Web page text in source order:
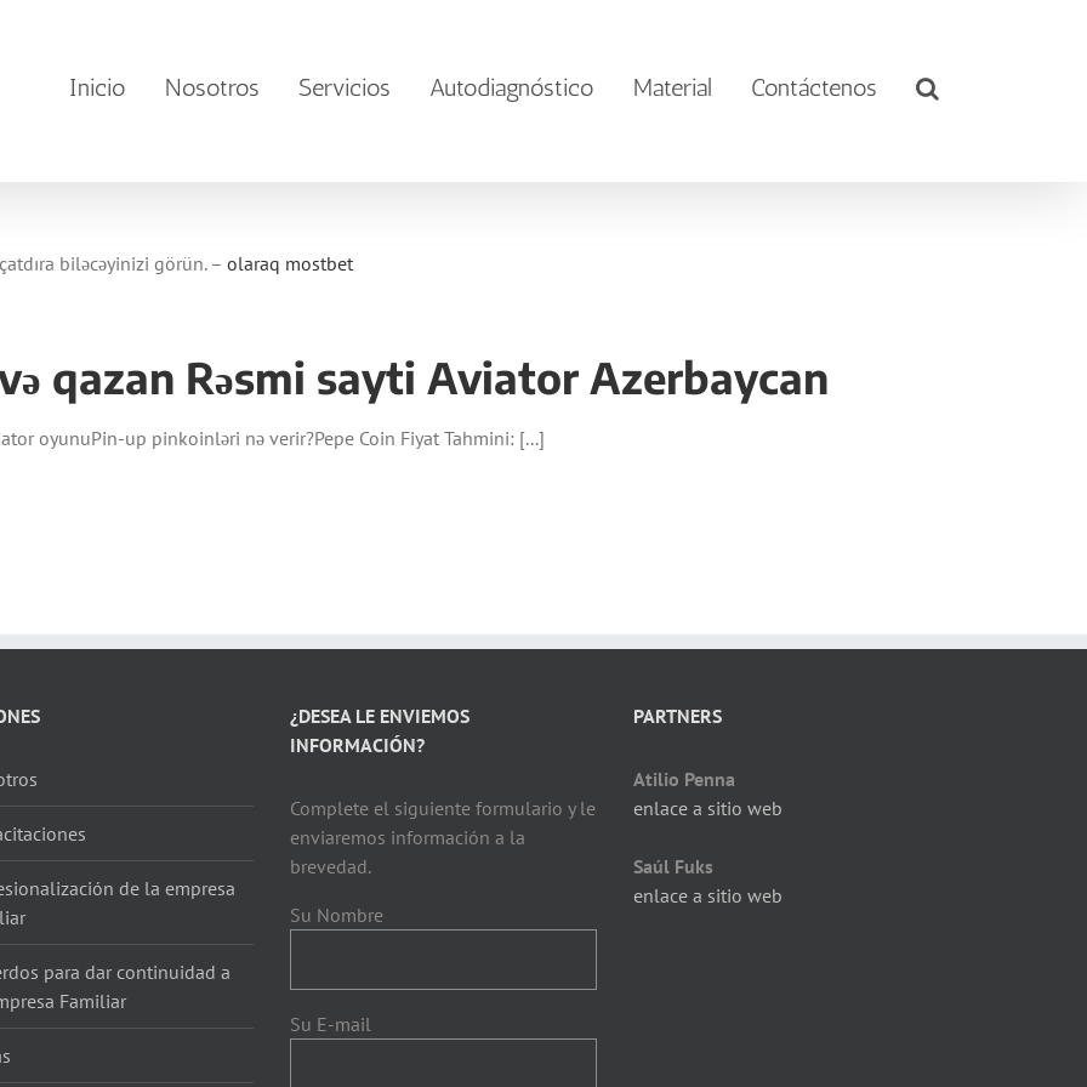
Inicio Nosotros Servicios Autodiagnóstico Material Contáctenos
biləcəyinizi görün. – olaraq mostbet
qazan Rəsmi sayti Aviator Azerbaycan
oyunuPin-up pinkoinləri nə verir?Pepe Coin Fiyat Tahmini: [...]
de la empresa
para dar continuidad a
Familiar
¿DESEA LE ENVIEMOS
INFORMACIÓN?
Complete el siguiente formulario y le
enviaremos información a la
brevedad.
Su Nombre
Su E-mail
PARTNERS
Atilio Penna
enlace a sitio web
Saúl Fuks
enlace a sitio web